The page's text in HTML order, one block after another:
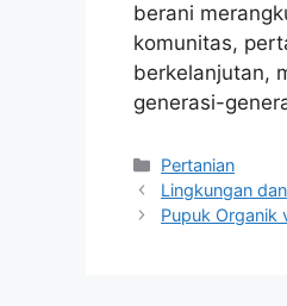
berani
komunitas,
berkelanjutan,
generasi-
Kategori
Pertanian
Lingkungan
Pupuk Organik